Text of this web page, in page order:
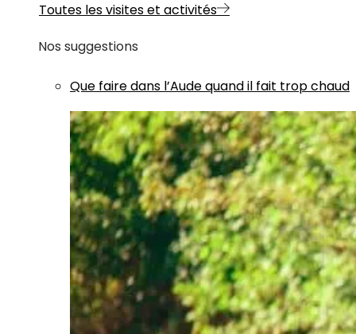
Toutes les visites et activités
Nos suggestions
Que faire dans l’Aude quand il fait trop chaud